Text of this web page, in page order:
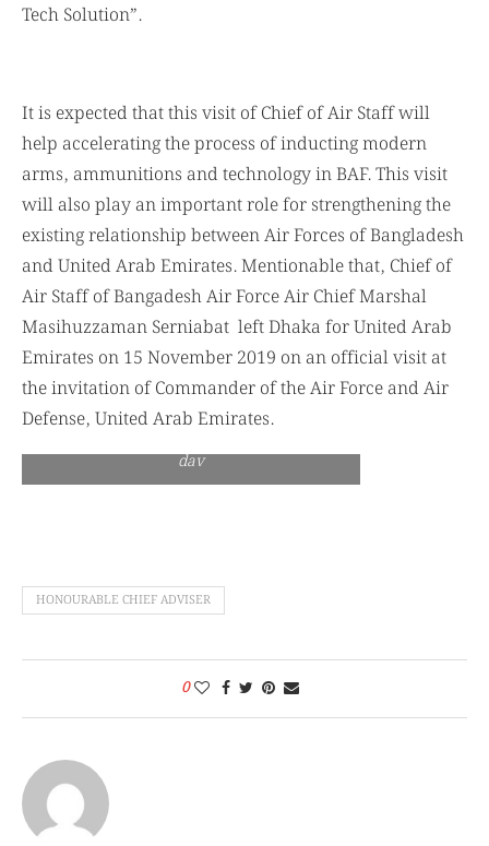
Tech Solution”.
It is expected that this visit of Chief of Air Staff will
help accelerating the process of inducting modern
arms, ammunitions and technology in BAF. This visit
will also play an important role for strengthening the
existing relationship between Air Forces of Bangladesh
and United Arab Emirates. Mentionable that, Chief of
Air Staff of Bangadesh Air Force Air Chief Marshal
Masihuzzaman Serniabat left Dhaka for United Arab
Emirates on 15 November 2019 on an official visit at
the invitation of Commander of the Air Force and Air
Defense, United Arab Emirates.
dav
HONOURABLE CHIEF ADVISER
0